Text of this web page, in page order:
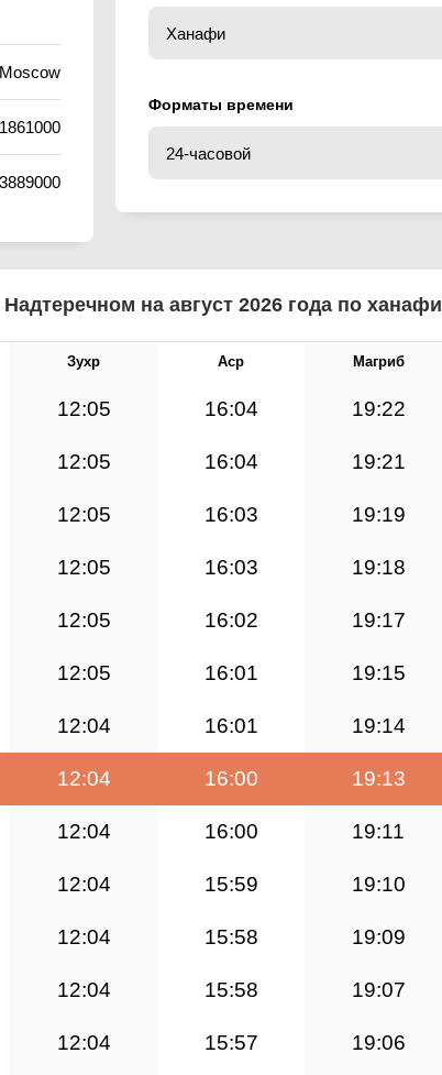
Форматы времени
на август 2026 года по ханафи
Зухр Аср Магриб
12:05 16:04 19:22
12:05 16:04 19:21
12:05 16:03 19:19
12:05 16:03 19:18
12:05 16:02 19:17
12:05 16:01 19:15
12:04 16:01 19:14
12:04 16:00 19:13
12:04 16:00 19:11
12:04 15:59 19:10
12:04 15:58 19:09
12:04 15:58 19:07
12:04 15:57 19:06